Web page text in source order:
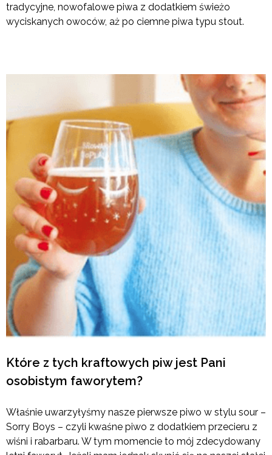
tradycyjne, nowofalowe piwa z dodatkiem świeżo
wyciskanych owoców, aż po ciemne piwa typu stout.
Które z tych kraftowych piw jest Pani
osobistym faworytem?
Właśnie uwarzyłyśmy nasze pierwsze piwo w stylu sour –
Sorry Boys – czyli kwaśne piwo z dodatkiem przecieru z
wiśni i rabarbaru. W tym momencie to mój zdecydowany